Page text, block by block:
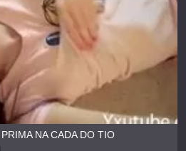
NA CADA DO TIO